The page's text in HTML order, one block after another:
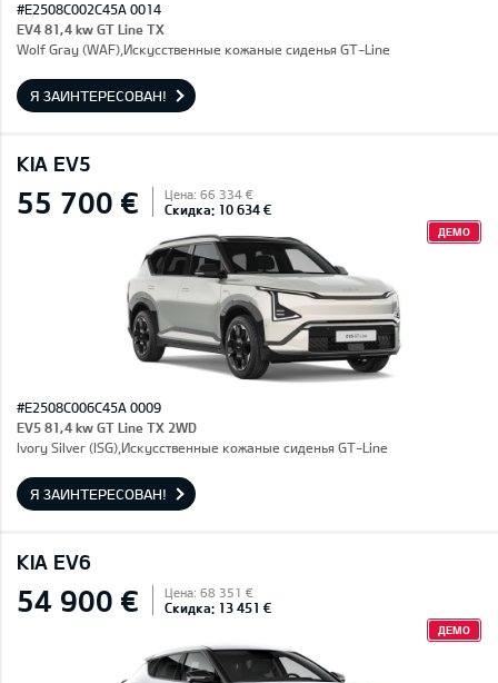
#E2508C002C45A 0014
EV4 81,4 kw GT Line TX
Wolf Gray (WAF),Искусственные кожаные сиденья GT-Line
Я ЗАИНТЕРЕСОВАН!
KIA EV5
55 700 € Цена: 66 334 €
Скидка: 10 634 €
ДЕМО
#E2508C006C45A 0009
EV5 81,4 kw GT Line TX 2WD
Ivory Silver (ISG),Искусственные кожаные сиденья GT-Line
Я ЗАИНТЕРЕСОВАН!
KIA EV6
54 900 € Цена: 68 351 €
Скидка: 13 451 €
ДЕМО